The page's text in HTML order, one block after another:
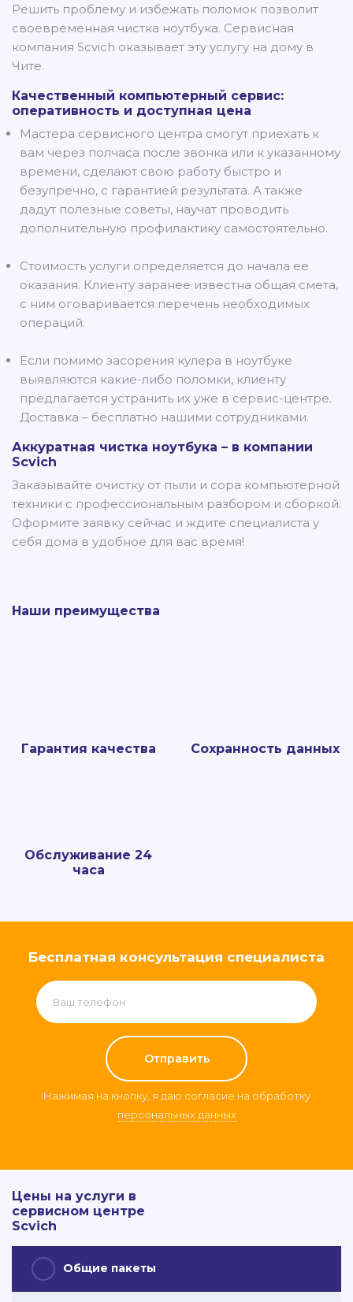
Решить проблему и избежать поломок позволит
своевременная чистка ноутбука. Сервисная
компания Scvich оказывает эту услугу на дому в
Чите.
Качественный компьютерный сервис:
оперативность и доступная цена
Мастера сервисного центра смогут приехать к
вам через полчаса после звонка или к указанному
времени, сделают свою работу быстро и
безупречно, с гарантией результата. А также
дадут полезные советы, научат проводить
дополнительную профилактику самостоятельно.
Стоимость услуги определяется до начала ее
оказания. Клиенту заранее известна общая смета,
с ним оговаривается перечень необходимых
операций.
Если помимо засорения кулера в ноутбуке
выявляются какие-либо поломки, клиенту
предлагается устранить их уже в сервис-центре.
Доставка – бесплатно нашими сотрудниками.
Аккуратная чистка ноутбука – в компании
Scvich
Заказывайте очистку от пыли и сора компьютерной
техники с профессиональным разбором и сборкой.
Оформите заявку сейчас и ждите специалиста у
себя дома в удобное для вас время!
Наши преимущества
Гарантия качества Сохранность данных
Обслуживание 24
часа
Бесплатная консультация специалиста
Нажимая на кнопку, я даю согласие на обработку
персональных данных
Цены на услуги в
сервисном центре
Scvich
Общие пакеты